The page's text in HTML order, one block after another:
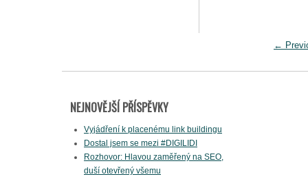
←
NEJNOVĚJŠÍ PŘÍSPĚVKY
Vyjádření k placenému link buildingu
Dostal jsem se mezi #DIGILIDI
Rozhovor: Hlavou zaměřený na SEO,
duší otevřený všemu